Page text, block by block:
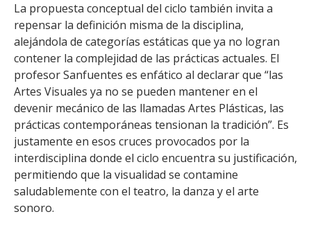
La propuesta conceptual del ciclo también invita a
repensar la definición misma de la disciplina,
alejándola de categorías estáticas que ya no logran
contener la complejidad de las prácticas actuales. El
profesor Sanfuentes es enfático al declarar que “las
Artes Visuales ya no se pueden mantener en el
devenir mecánico de las llamadas Artes Plásticas, las
prácticas contemporáneas tensionan la tradición”. Es
justamente en esos cruces provocados por la
interdisciplina donde el ciclo encuentra su justificación,
permitiendo que la visualidad se contamine
saludablemente con el teatro, la danza y el arte
sonoro.